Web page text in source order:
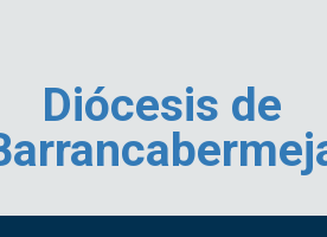
Diócesis de